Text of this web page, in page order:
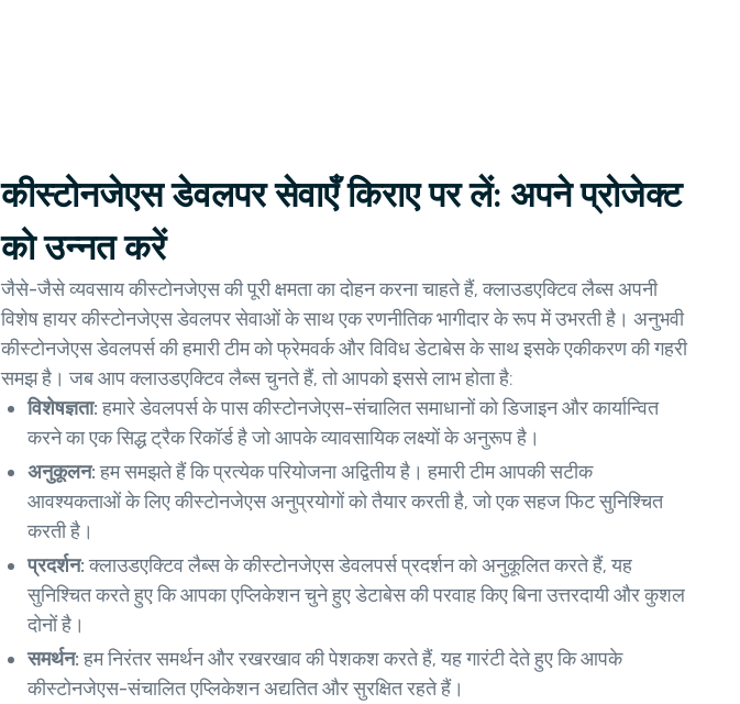
कीस्टोनजेएस डेवलपर सेवाएँ किराए पर लें: अपने प्रोजेक्ट
को उन्नत करें
जैसे-जैसे व्यवसाय कीस्टोनजेएस की पूरी क्षमता का दोहन करना चाहते हैं, क्लाउडएक्टिव लैब्स अपनी
विशेष हायर कीस्टोनजेएस डेवलपर सेवाओं के साथ एक रणनीतिक भागीदार के रूप में उभरती है। अनुभवी
कीस्टोनजेएस डेवलपर्स की हमारी टीम को फ्रेमवर्क और विविध डेटाबेस के साथ इसके एकीकरण की गहरी
समझ है। जब आप क्लाउडएक्टिव लैब्स चुनते हैं, तो आपको इससे लाभ होता है:
विशेषज्ञता:हमारे डेवलपर्स के पास कीस्टोनजेएस-संचालित समाधानों को डिजाइन और कार्यान्वित
करने का एक सिद्ध ट्रैक रिकॉर्ड है जो आपके व्यावसायिक लक्ष्यों के अनुरूप है।
अनुकूलन:हम समझते हैं कि प्रत्येक परियोजना अद्वितीय है। हमारी टीम आपकी सटीक
आवश्यकताओं के लिए कीस्टोनजेएस अनुप्रयोगों को तैयार करती है, जो एक सहज फिट सुनिश्चित
करती है।
प्रदर्शन:क्लाउडएक्टिव लैब्स के कीस्टोनजेएस डेवलपर्स प्रदर्शन को अनुकूलित करते हैं, यह
सुनिश्चित करते हुए कि आपका एप्लिकेशन चुने हुए डेटाबेस की परवाह किए बिना उत्तरदायी और कुशल
दोनों है।
समर्थन:हम निरंतर समर्थन और रखरखाव की पेशकश करते हैं, यह गारंटी देते हुए कि आपके
कीस्टोनजेएस-संचालित एप्लिकेशन अद्यतित और सुरक्षित रहते हैं।